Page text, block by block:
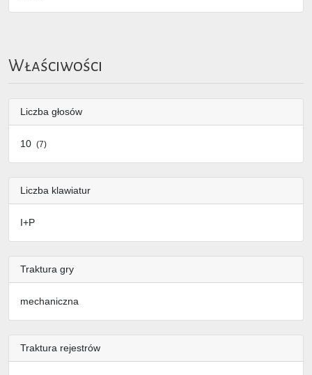
Właściwości
Liczba głosów
10 (7)
Liczba klawiatur
I+P
Traktura gry
mechaniczna
Traktura rejestrów